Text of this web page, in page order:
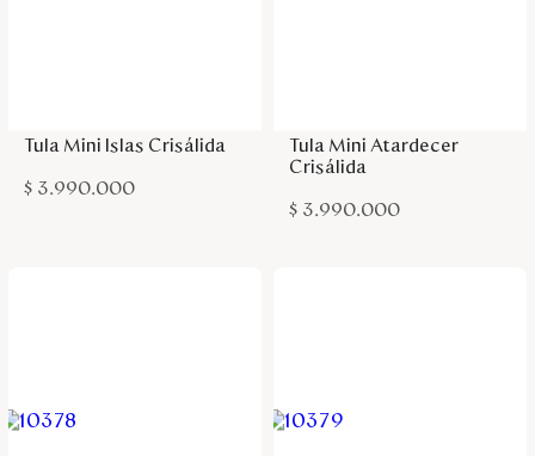
Tula Mini Islas Crisálida
$ 3.990.000
Tula Mini Atardecer
Crisálida
$ 3.990.000